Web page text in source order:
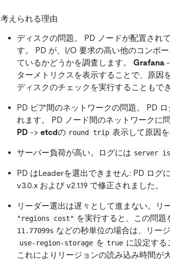
考えられる理由
ディスクの問題。 PD ノードが配置され
す。 PD が、I/O 要求の高い他のコンポ
ているかどうかを調査します。 Grafana -
ターメトリクスを表示することで、原因
ディスクのチェックを実行することもでき
PD ピア間のネットワークの問題。 PD ロ
れます。 PD ノード間のネットワークに
PD -> etcdの round trip 表示して原因
サーバー負荷が高い。ログには server
PD はLeaderを選出できません: PD ログ
v3.0.x および v2.1.19 で修正されました。
リーダー選出は遅々として進まない。リ
"regions cost" を実行すると、この問
11.77099s などの秒単位の場合は、リー
use-region-storage を true に設定する
これによりリージョンの読み込み時間が